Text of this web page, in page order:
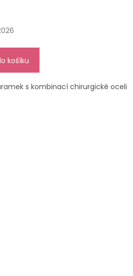
košíku
s kombinací chirurgické oceli